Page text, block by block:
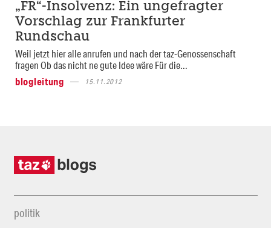
„FR“-Insolvenz: Ein ungefragter
Vorschlag zur Frankfurter
Rundschau
Weil jetzt hier alle anrufen und nach der taz-Genossenschaft
fragen Ob das nicht ne gute Idee wäre Für die...
blogleitung
15.11.2012
politik